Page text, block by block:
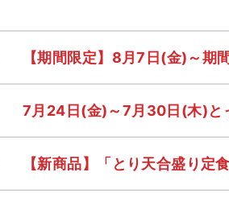
【期間限定】8月7日(金)～期
7月24日(金)～7月30日(木)と
【新商品】「とり天合盛り定